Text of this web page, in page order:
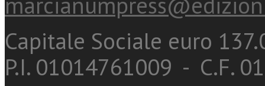
Capitale Sociale euro
P.I. 01014761009 - C.F.